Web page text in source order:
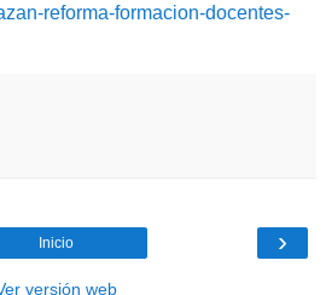
reforma-formacion-docentes-
›
Inicio
versión web